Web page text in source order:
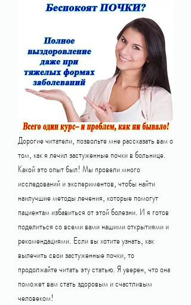
Дорогие читатели, позвольте мне рассказать вам о
том, как я лечил застуженные почки в больнице.
Какой это опыт был! Мы провели много
исследований и экспериментов, чтобы найти
наилучшие методы лечения, которые помогут
пациентам избавиться от этой болезни. И я готов
поделиться со всеми вами нашими открытиями и
рекомендациями. Если вы хотите узнать, как
вылечить свои застуженные почки, то
продолжайте читать эту статью. Я уверен, что она
поможет вам стать здоровым и счастливым
человеком!